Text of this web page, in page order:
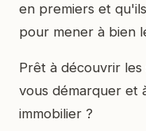
en premiers et
pour mener à bien
Prêt à découvrir
vous démarquer et
immobilier ?